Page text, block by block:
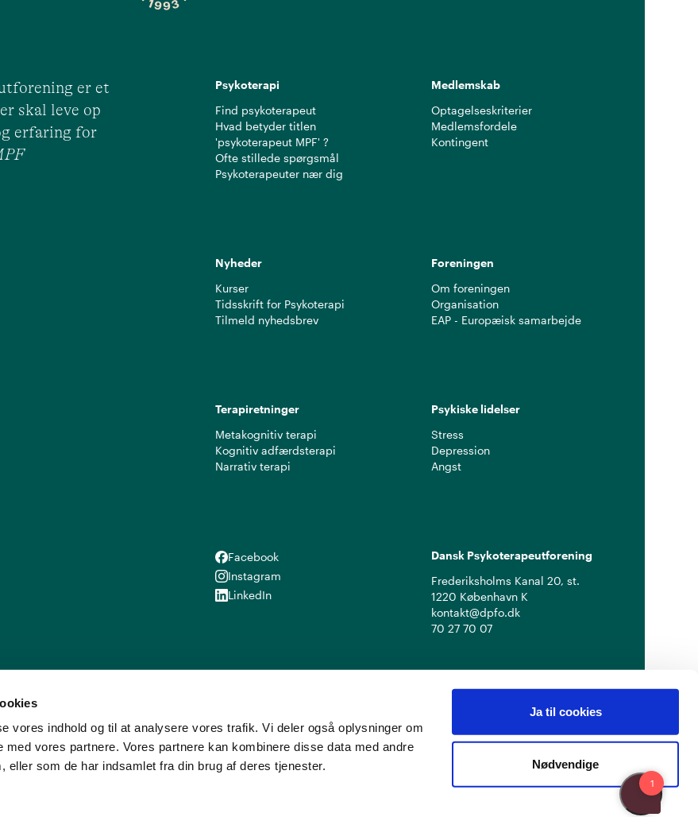
vores indhold og til at analysere vores trafik. Vi deler også oplysninger om
med vores partnere. Vores partnere kan kombinere disse data med andre
eller som de har indsamlet fra din brug af deres tjenester.
Ja til cookies
Nødvendige
er et
skal leve op
erfaring for
Psykoterapi
Find psykoterapeut
Hvad betyder titlen
'psykoterapeut MPF' ?
Ofte stillede spørgsmål
Psykoterapeuter nær dig
Medlemskab
Optagelseskriterier
Medlemsfordele
Kontingent
Nyheder
Kurser
Tidsskrift for Psykoterapi
Tilmeld nyhedsbrev
Foreningen
Om foreningen
Organisation
EAP - Europæisk samarbejde
Terapiretninger
Metakognitiv terapi
Kognitiv adfærdsterapi
Narrativ terapi
Psykiske lidelser
Stress
Depression
Angst
Facebook
Facebook
Instagram
Instagram
LinkedIn
LinkedIn
Dansk Psykoterapeutforening
Frederiksholms Kanal 20, st.
1220 København K
kontakt@dpfo.dk
70 27 70 07
Cookiepolitik